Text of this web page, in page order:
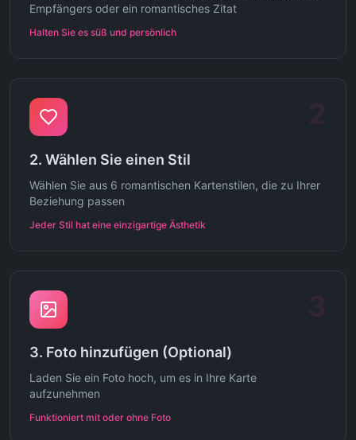
Empfängers oder ein romantisches Zitat
Halten Sie es süß und persönlich
2. Wählen Sie einen Stil
Wählen Sie aus 6 romantischen Kartenstilen, die zu Ihrer
Beziehung passen
Jeder Stil hat eine einzigartige Ästhetik
3. Foto hinzufügen (Optional)
Laden Sie ein Foto hoch, um es in Ihre Karte
aufzunehmen
Funktioniert mit oder ohne Foto